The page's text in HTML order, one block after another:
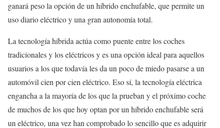
ganará peso la opción de un híbrido enchufable, que permite un
uso diario eléctrico y una gran autonomía total.
La tecnología híbrida actúa como puente entre los coches
tradicionales y los eléctricos y es una opción ideal para aquellos
usuarios a los que todavía les da un poco de miedo pasarse a un
automóvil cien por cien eléctrico. Eso sí, la tecnología eléctrica
engancha a la mayoría de los que la prueban y el próximo coche
de muchos de los que hoy optan por un híbrido enchufable será
un eléctrico, una vez han comprobado lo sencillo que es adquirir